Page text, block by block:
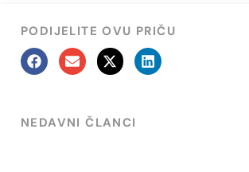
PODIJELITE OVU PRIČU
NEDAVNI ČLANCI